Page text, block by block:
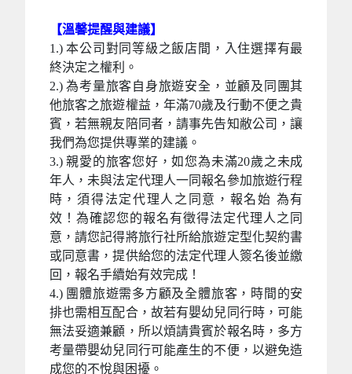
【溫馨提醒與建議】
1.) 本公司對同等級之飯店間，入住選擇有最
終決定之權利。
2.) 為考量旅客自身旅遊安全，並顧及同團其
他旅客之旅遊權益，年滿70歲及行動不便之貴
賓，若無親友陪同者，請事先告知敝公司，讓
我們為您提供專業的建議。
3.) 親愛的旅客您好，如您為未滿20歲之未成
年人，未與法定代理人一同報名參加旅遊行程
時，須得法定代理人之同意，報名始 為有
效！為確認您的報名有徵得法定代理人之同
意，請您記得將旅行社所給旅遊定型化契約書
或同意書，提供給您的法定代理人簽名後並繳
回，報名手續始有效完成！
4.) 團體旅遊需多方顧及全體旅客，時間的安
排也需相互配合，故若有嬰幼兒同行時，可能
無法妥適兼顧，所以煩請貴賓於報名時，多方
考量帶嬰幼兒同行可能產生的不便，以避免造
成您的不悅與困擾。